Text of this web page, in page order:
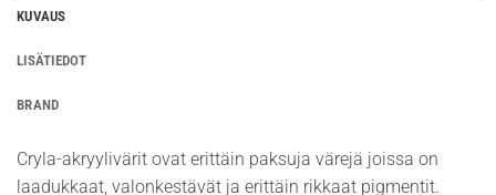
KUVAUS
LISÄTIEDOT
BRAND
Cryla-akryylivärit ovat erittäin paksuja värejä joissa on
laadukkaat, valonkestävät ja erittäin rikkaat pigmentit.